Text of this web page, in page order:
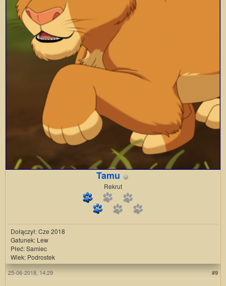
Tamu
Rekrut
Dołączył: Cze 2018
Gatunek: Lew
Płeć: Samiec
Wiek: Podrostek
#9
25-06-2018, 14:29